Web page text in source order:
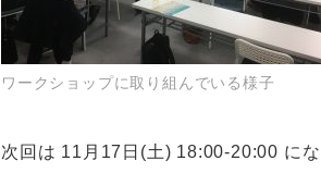
ワークショップに取り組んでいる様子
次回は 11月17日(土) 18:00-20:00 に